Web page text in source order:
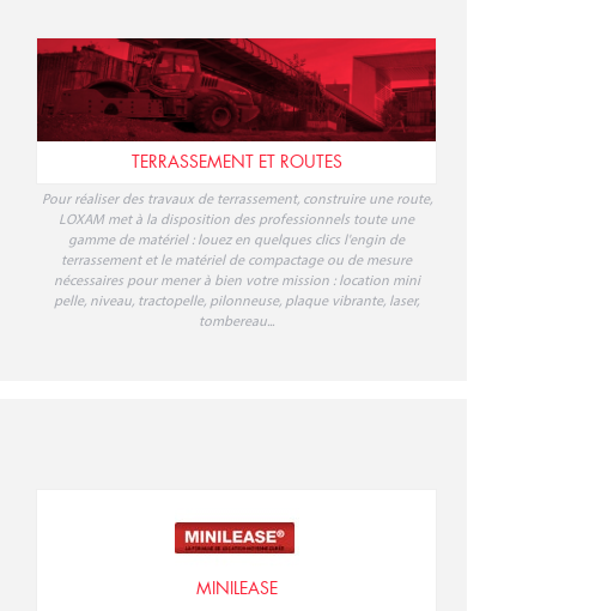
TERRASSEMENT ET ROUTES
Pour réaliser des travaux de terrassement, construire une route,
LOXAM met à la disposition des professionnels toute une
gamme de matériel : louez en quelques clics l'engin de
terrassement et le matériel de compactage ou de mesure
nécessaires pour mener à bien votre mission : location mini
pelle, niveau, tractopelle, pilonneuse, plaque vibrante, laser,
tombereau...
MINILEASE